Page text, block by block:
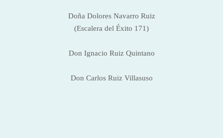
Doña Dolores Navarro Ruiz
(Escalera del Éxito 171)
Don Ignacio RuizQuintano
Don Carlos RuizVillasuso